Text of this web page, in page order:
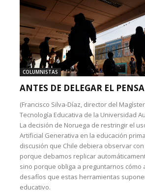
COLUMNISTAS
ANTES DE DELEGAR EL
(Francisco Silva-Díaz, director del
Tecnología Educativa de la Universidad
La decisión de Noruega de restringir el
Artificial Generativa en la educación
discusión que Chile debiera observar
porque debamos replicar
sino porque obliga a preguntarnos cómo
desafíos que estas herramientas
educativo.